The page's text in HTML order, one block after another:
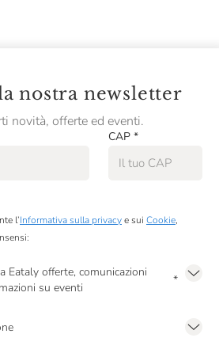
nostra newsletter
novità, offerte ed eventi.
CAP *
l’Informativa sulla privacye sui Cookie,
Eataly offerte, comunicazioni
su eventi
*